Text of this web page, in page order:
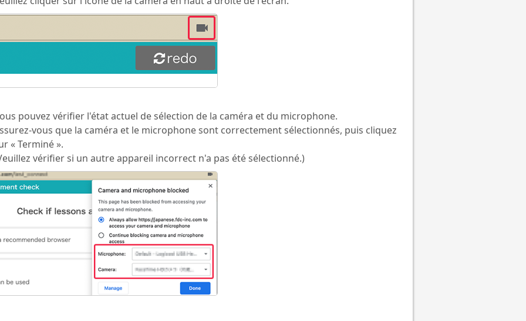
pouvez vérifier l'état actuel de sélection de la caméra et du microphone.
vous que la caméra et le microphone sont correctement sélectionnés, puis cliquez
« Terminé ».
vérifier si un autre appareil incorrect n'a pas été sélectionné.)